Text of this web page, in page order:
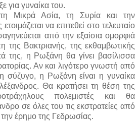
για γυναίκα του.
τη Μικρά Ασία, τη Συρία και την
να επιτεθεί στο τελευταίο
από την εξαίσια ομορφιά
της Βακτριανής, της εκθαμβωτικής
της, η Ρωξάνη θα γίνει βασίλισσα
Αν και λιγότερο γνωστή από
σύζυγο, η Ρωξάνη είναι η γυναίκα
Θα κρατήσει τη θέση της
πολεμιστές και θα
σε όλες του τις εκστρατείες από
έρημο της Γεδρωσίας.